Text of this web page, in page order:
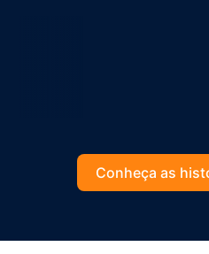
Conheça as